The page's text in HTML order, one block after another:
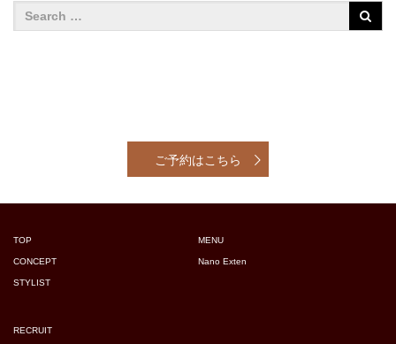
ご予約はこちら
TOP
CONCEPT
STYLIST
MENU
Nano Exten
RECRUIT